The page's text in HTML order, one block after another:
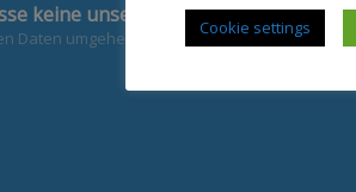
keine unserer News.
Daten umgehen, findest Du in unserer
Cookie settings